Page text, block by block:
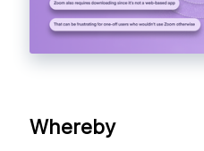
Whereby